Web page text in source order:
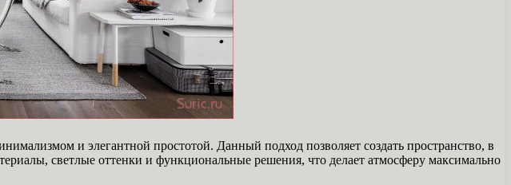
и элегантной простотой. Данный подход позволяет создать пространство, в
светлые оттенки и функциональные решения, что делает атмосферу максимально